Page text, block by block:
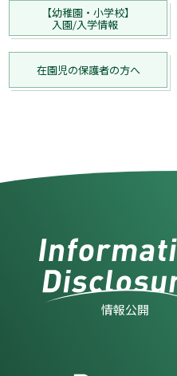
【幼稚園・小学校】
入園/入学情報
在園児の保護者の方へ
情報公開